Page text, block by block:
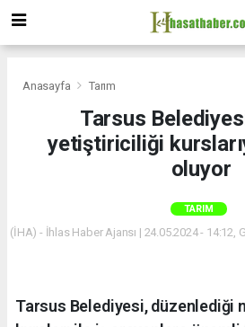
Anasayfa Tarım
Tarsus
yetiştiriciliği
oluyor
TARIM
(İHA) - İhlas Haber Ajansı | 24.05.2024 - 14:12,
Tarsus Belediyesi,